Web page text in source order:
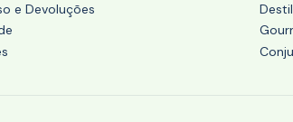
e Devoluções